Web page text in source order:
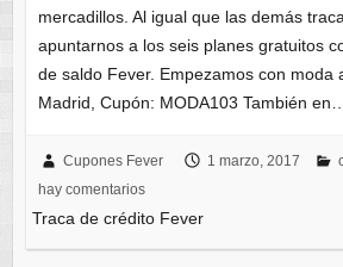
mercadillos. Al igual que las demás
apuntarnos a los seis planes gratuitos
de saldo Fever. Empezamos con moda
Madrid, Cupón: MODA103 También en…
Cupones Fever 1 marzo, 2017
hay comentarios
Traca de crédito Fever